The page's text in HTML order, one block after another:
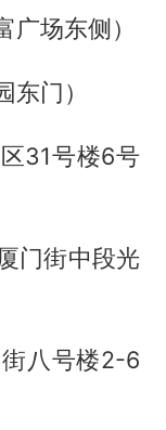
场东侧）
门）
31号楼6号
门街中段光
八号楼2-6